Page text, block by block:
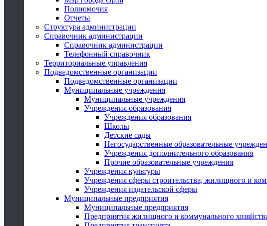
Полномочия
Отчеты
Структура администрации
Справочник администрации
Справочник администрации
Телефонный справочник
Территориальные управления
Подведомственные организации
Подведомственные организации
Муниципальные учреждения
Муниципальные учреждения
Учреждения образования
Учреждения образования
Школы
Детские сады
Негосударственные образовательные
Учреждения дополнительного образования
Прочие образовательные учреждения
Учреждения культуры
Учреждения сферы строительства, жилищного и
Учреждения издательской сферы
Муниципальные предприятия
Муниципальные предприятия
Предприятия жилищного и коммунального